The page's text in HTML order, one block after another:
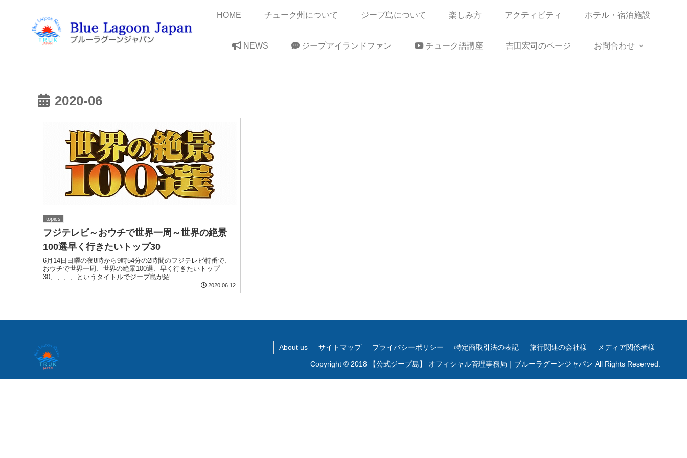
HOME チューク州について ジープ島について 楽しみ方 アクティビティ ホテル・宿泊施設
NEWS ジープアイランドファン チューク語講座 吉田宏司のページ お問合わせ
2020-06
topics
フジテレビ～おウチで世界一周～世界の絶景
100選早く行きたいトップ30
6月14日日曜の夜8時から9時54分の2時間のフジテレビ特番で、
おウチで世界一周、世界の絶景100選、早く行きたいトップ
30、、、、というタイトルでジープ島が紹...
2020.06.12
About us サイトマップ プライバシーポリシー 特定商取引法の表記 旅行関連の会社様 メディア関係者様
Copyright © 2018 【公式ジープ島】 オフィシャル管理事務局｜ブルーラグーンジャパン All Rights Reserved.